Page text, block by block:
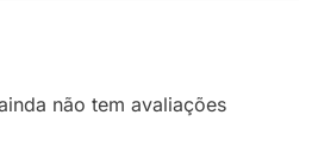
não tem avaliações